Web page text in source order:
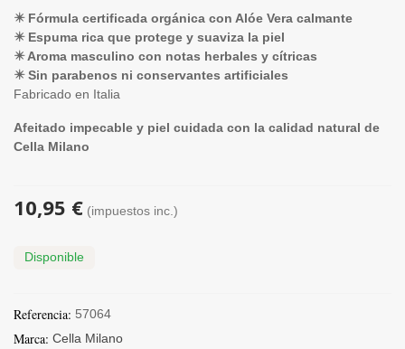
✴️ Fórmula certificada orgánica con Alóe Vera calmante
✴️ Espuma rica que protege y suaviza la piel
✴️ Aroma masculino con notas herbales y cítricas
✴️ Sin parabenos ni conservantes artificiales
Fabricado en Italia
Afeitado impecable y piel cuidada con la calidad natural de
Cella Milano
10,95 € (impuestos inc.)
Disponible
Referencia: 57064
Marca: Cella Milano